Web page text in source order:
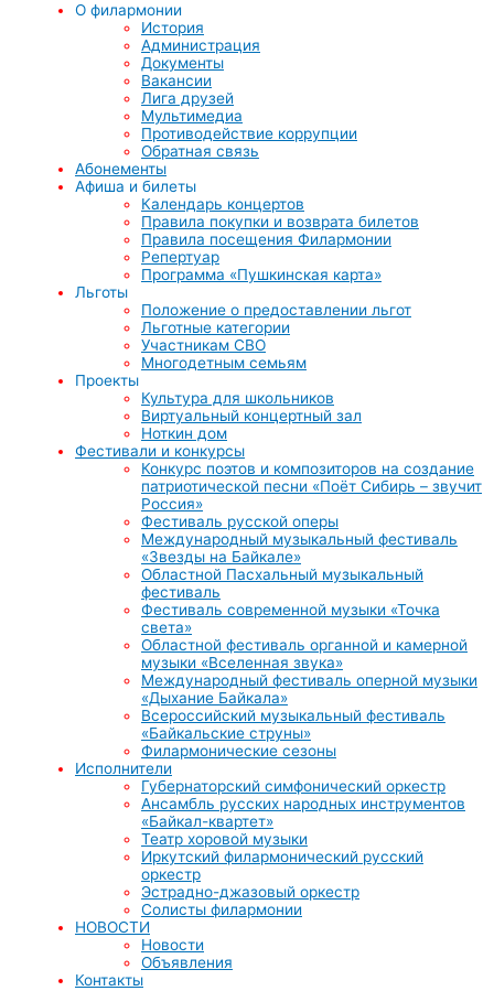
О филармонии
История
Администрация
Документы
Вакансии
Лига друзей
Мультимедиа
Противодействие коррупции
Обратная связь
Абонементы
Афиша и билеты
Календарь концертов
Правила покупки и возврата билетов
Правила посещения Филармонии
Репертуар
Программа «Пушкинская карта»
Льготы
Положение о предоставлении льгот
Льготные категории
Участникам СВО
Многодетным семьям
Проекты
Культура для школьников
Виртуальный концертный зал
Ноткин дом
Фестивали и конкурсы
Конкурс поэтов и композиторов на создание
патриотической песни «Поёт Сибирь – звучит
Россия»
Фестиваль русской оперы
Международный музыкальный фестиваль
«Звезды на Байкале»
Областной Пасхальный музыкальный
фестиваль
Фестиваль современной музыки «Точка
света»
Областной фестиваль органной и камерной
музыки «Вселенная звука»
Международный фестиваль оперной музыки
«Дыхание Байкала»
Всероссийский музыкальный фестиваль
«Байкальские струны»
Филармонические сезоны
Исполнители
Губернаторский симфонический оркестр
Ансамбль русских народных инструментов
«Байкал-квартет»
Театр хоровой музыки
Иркутский филармонический русский
оркестр
Эстрадно-джазовый оркестр
Солисты филармонии
НОВОСТИ
Новости
Объявления
Контакты